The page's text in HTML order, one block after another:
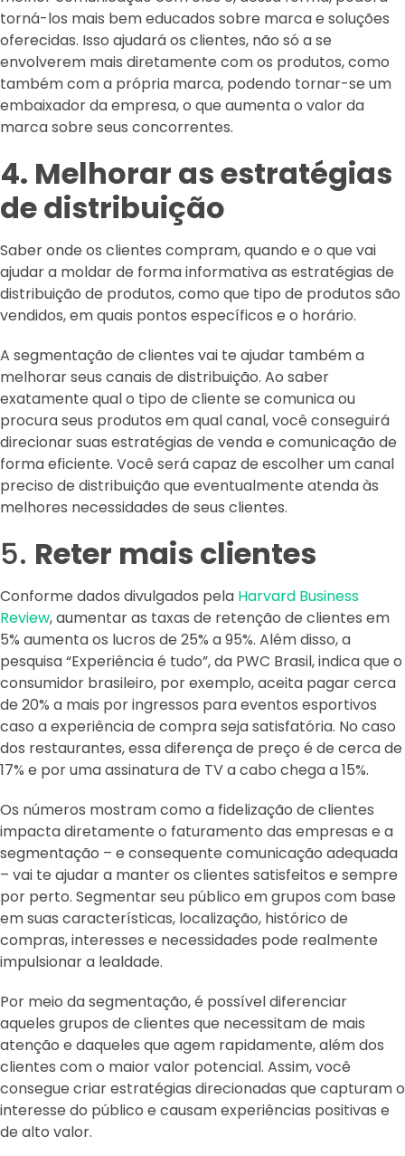
torná-los mais bem educados sobre marca e soluções
oferecidas. Isso ajudará os clientes, não só a se
envolverem mais diretamente com os produtos, como
também com a própria marca, podendo tornar-se um
embaixador da empresa, o que aumenta o valor da
marca sobre seus concorrentes.
4. Melhorar as estratégias
de distribuição
Saber onde os clientes compram, quando e o que vai
ajudar a moldar de forma informativa as estratégias de
distribuição de produtos, como que tipo de produtos são
vendidos, em quais pontos específicos e o horário.
A segmentação de clientes vai te ajudar também a
melhorar seus canais de distribuição. Ao saber
exatamente qual o tipo de cliente se comunica ou
procura seus produtos em qual canal, você conseguirá
direcionar suas estratégias de venda e comunicação de
forma eficiente. Você será capaz de escolher um canal
preciso de distribuição que eventualmente atenda às
melhores necessidades de seus clientes.
5. Reter mais clientes
Conforme dados divulgados pela Harvard Business
Review, aumentar as taxas de retenção de clientes em
5% aumenta os lucros de 25% a 95%. Além disso, a
pesquisa “Experiência é tudo”, da PWC Brasil, indica que o
consumidor brasileiro, por exemplo, aceita pagar cerca
de 20% a mais por ingressos para eventos esportivos
caso a experiência de compra seja satisfatória. No caso
dos restaurantes, essa diferença de preço é de cerca de
17% e por uma assinatura de TV a cabo chega a 15%.
Os números mostram como a fidelização de clientes
impacta diretamente o faturamento das empresas e a
segmentação – e consequente comunicação adequada
– vai te ajudar a manter os clientes satisfeitos e sempre
por perto. Segmentar seu público em grupos com base
em suas características, localização, histórico de
compras, interesses e necessidades pode realmente
impulsionar a lealdade.
Por meio da segmentação, é possível diferenciar
aqueles grupos de clientes que necessitam de mais
atenção e daqueles que agem rapidamente, além dos
clientes com o maior valor potencial. Assim, você
consegue criar estratégias direcionadas que capturam o
interesse do público e causam experiências positivas e
de alto valor.